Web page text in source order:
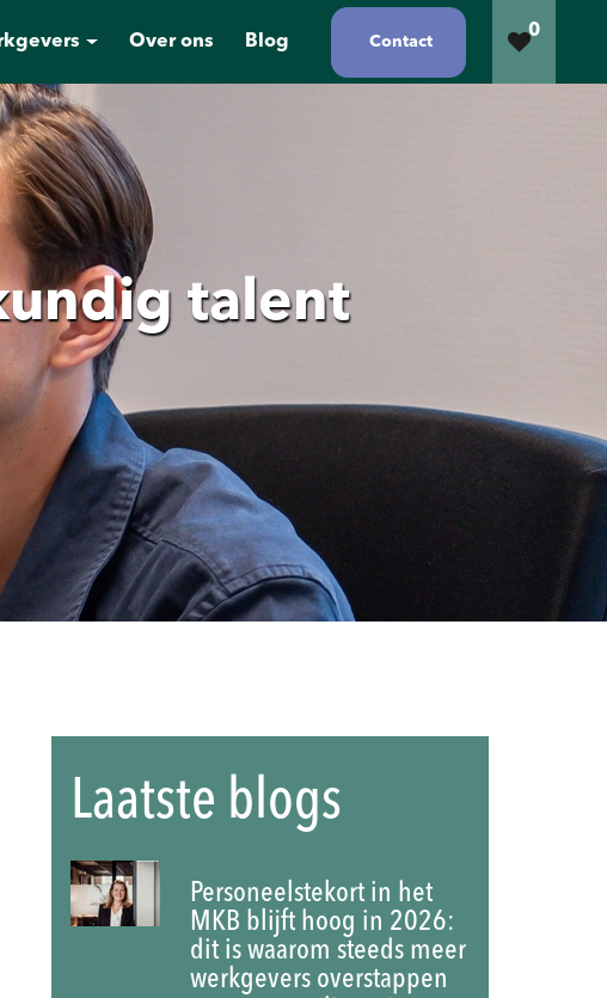
Over ons Blog Contact
0
talent
Laatste blogs
Personeelstekort in het
MKB blijft hoog in 2026:
dit is waarom steeds meer
werkgevers overstappen